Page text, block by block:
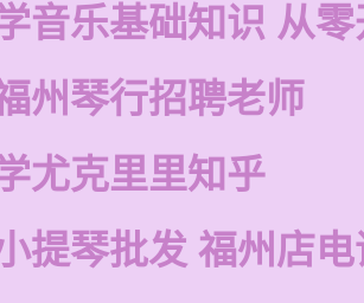
音乐基础知识 从
州琴行招聘老师
尤克里里知乎
提琴批发 福州店